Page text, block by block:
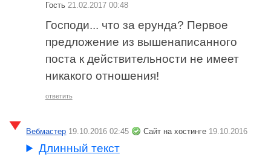
Гость 21.02.2017 00:48
Господи... что за ерунда? Первое
предложение из вышенаписанного
поста к действительности не имеет
никакого отношения!
ответить
Вебмастер 19.10.2016 02:45 Сайт на хостинге 19.10.2016
Длинный текст